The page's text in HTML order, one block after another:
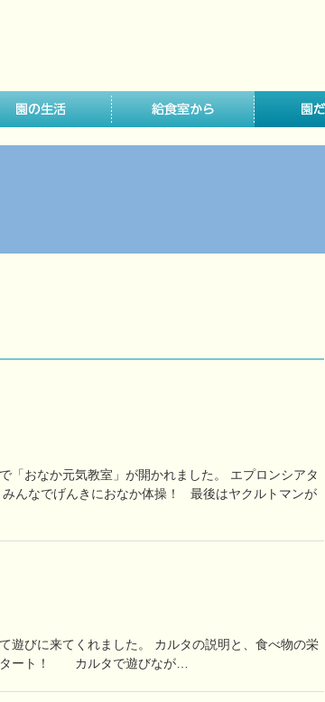
「おなか元気教室」が開かれました。 エプロンシアタ
んなでげんきにおなか体操！ 最後はヤクルトマンが
遊びに来てくれました。 カルタの説明と、食べ物の栄
タート！ カルタで遊びなが…